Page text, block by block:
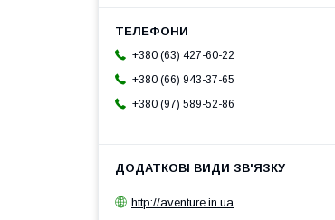
+380 (63) 427-60-22
+380 (66) 943-37-65
+380 (97) 589-52-86
http://aventure.in.ua